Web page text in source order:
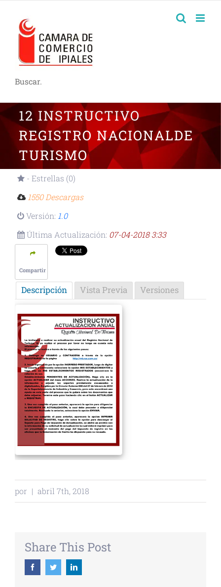
Buscar.
12 INSTRUCTIVO
REGISTRO NACIONALDE
TURISMO
- Estrellas (0)
1550 Descargas
Versión: 1.0
Última Actualización: 07-04-2018 3:33
Compartir
Descripción Vista Previa Versiones
por | abril 7th, 2018
Share This Post
FacebookTwitterLinkedin